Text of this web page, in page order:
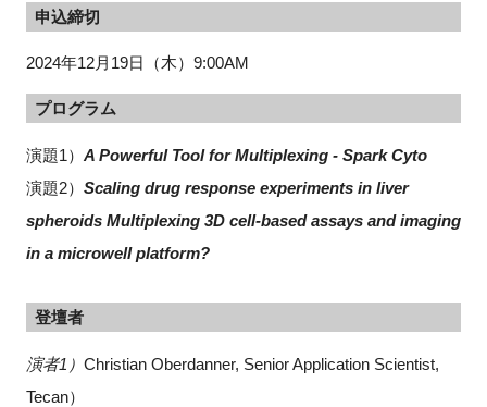
申込締切
2024年12月19日（木）9:00AM
プログラム
演題1） A Powerful Tool for Multiplexing - Spark Cyto
演題2） Scaling drug response experiments in liver
spheroids Multiplexing 3D cell-based assays and imaging
in a microwell platform?
登壇者
演者1） Christian Oberdanner, Senior Application Scientist,
Tecan）